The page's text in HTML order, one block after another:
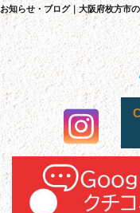
お知らせ・ブログ｜大阪府枚方市
TOP
料金・施工まで